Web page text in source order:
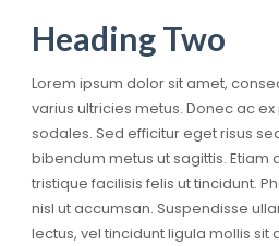
Heading Two
Lorem ipsum dolor sit amet,
varius ultricies metus. Donec ac
sodales. Sed efficitur eget risus
bibendum metus ut sagittis. Etiam
tristique facilisis felis ut tincidunt.
nisl ut accumsan. Suspendisse
lectus, vel tincidunt ligula mollis sit